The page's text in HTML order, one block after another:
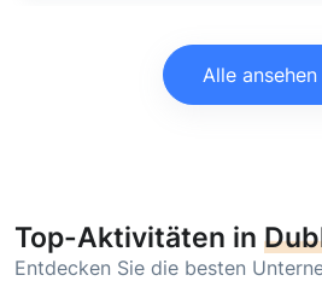
Alle ansehen
Top-Aktivitäten in
Entdecken Sie die besten